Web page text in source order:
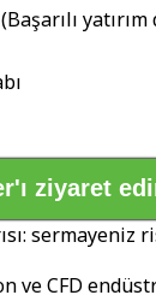
ziyaret
sermayeniz
ve CFD